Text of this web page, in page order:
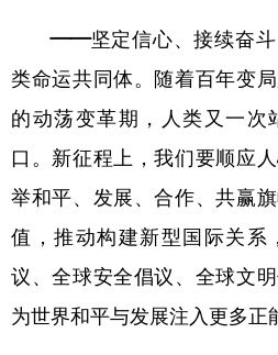
——坚定信心、接续奋斗
类命运共同体。 随着百年变
的动荡变革期，人类又一次
口。新征程上，我们要顺应
举和平、发展、合作、共赢
值，推动构建新型国际关系
议、全球安全倡议、全球文
为世界和平与发展注入更多正